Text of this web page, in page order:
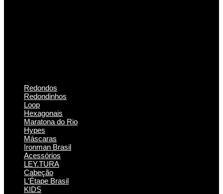
Redondos
Redondinhos
Loop
Hexagonais
Maratona do Rio
Hypes
Máscaras
Ironman Brasil
Acessórios
LEY.TURA
Cabeção
L'Étape Brasil
KIDS